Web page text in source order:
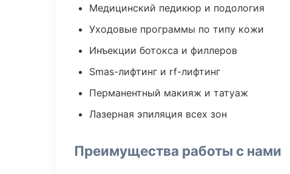
Медицинский педикюр и подология
Уходовые программы по типу кожи
Инъекции ботокса и филлеров
Smas-лифтинг и rf-лифтинг
Перманентный макияж и татуаж
Лазерная эпиляция всех зон
Преимущества работы с нами